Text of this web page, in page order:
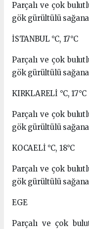
Parçalı ve çok
gök gürültülü
İSTANBUL °C, 17°C
Parçalı ve çok
gök gürültülü
KIRKLARELİ °C, 17°C
Parçalı ve çok
gök gürültülü
KOCAELİ °C, 18°C
Parçalı ve çok
gök gürültülü
EGE
Parçalı ve çok